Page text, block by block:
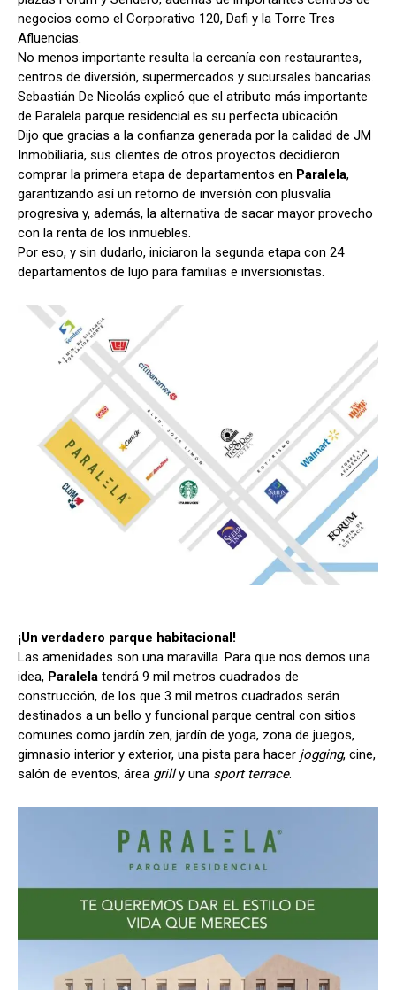
negocios como el Corporativo 120, Dafi y la Torre Tres
Afluencias.
No menos importante resulta la cercanía con restaurantes,
centros de diversión, supermercados y sucursales bancarias.
Sebastián De Nicolás explicó que el atributo más importante
de Paralela parque residencial es su perfecta ubicación.
Dijo que gracias a la confianza generada por la calidad de JM
Inmobiliaria, sus clientes de otros proyectos decidieron
comprar la primera etapa de departamentos en Paralela,
garantizando así un retorno de inversión con plusvalía
progresiva y, además, la alternativa de sacar mayor provecho
con la renta de los inmuebles.
Por eso, y sin dudarlo, iniciaron la segunda etapa con 24
departamentos de lujo para familias e inversionistas.
¡Un verdadero parque habitacional!
Las amenidades son una maravilla. Para que nos demos una
idea, Paralela tendrá 9 mil metros cuadrados de
construcción, de los que 3 mil metros cuadrados serán
destinados a un bello y funcional parque central con sitios
comunes como jardín zen, jardín de yoga, zona de juegos,
gimnasio interior y exterior, una pista para hacer jogging, cine,
salón de eventos, área grilly una sport terrace.